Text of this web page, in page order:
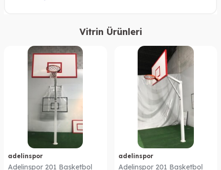
Vitrin Ürünleri
adelinspor
Adelinspor 201 Basketbol
adelinspor
Adelinspor 201 Basketbol